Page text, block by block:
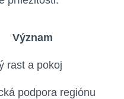
Význam
rast a pokoj
podpora regiónu